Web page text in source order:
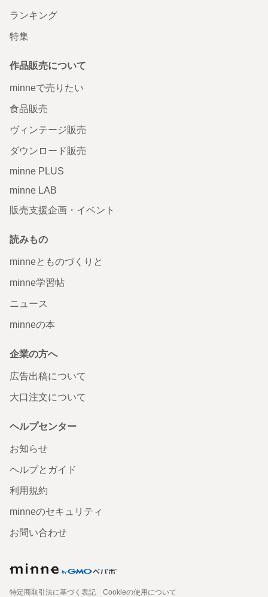
ランキング
特集
作品販売について
minneで売りたい
食品販売
ヴィンテージ販売
ダウンロード販売
minne PLUS
minne LAB
販売支援企画・イベント
読みもの
minneとものづくりと
minne学習帖
ニュース
minneの本
企業の方へ
広告出稿について
大口注文について
ヘルプセンター
お知らせ
ヘルプとガイド
利用規約
minneのセキュリティ
お問い合わせ
特定商取引法に基づく表記
Cookieの使用について